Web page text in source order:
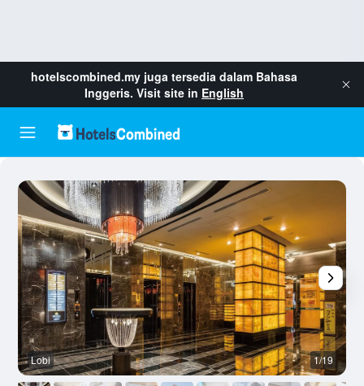
hotelscombined.my juga tersedia dalam Bahasa
Inggeris. Visit site in English
Lobi 1/19